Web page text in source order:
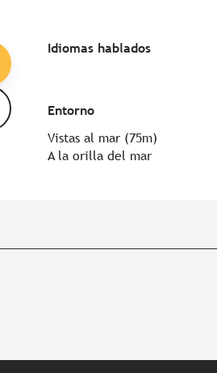
Idiomas hablados
Idiomas hablados
Entorno
Entorno
Vistas al mar (75m)
A la orilla del mar